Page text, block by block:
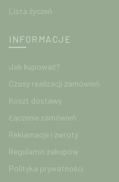
Lista życzeń
INFORMACJE
Jak kupować?
Czasy realizacji zamówień
Koszt dostawy
Łączenie zamówień
Reklamacje i zwroty
Regulamin zakupów
Polityka prywatności